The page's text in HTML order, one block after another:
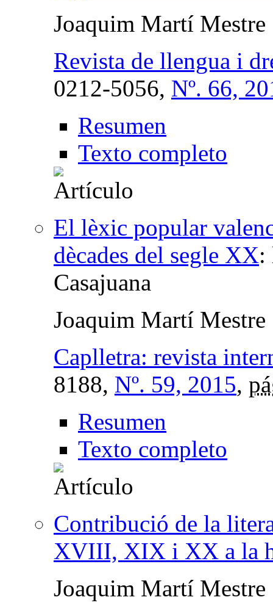
Joaquim Martí Mestre
Revista de llengua i
0212-5056, Nº. 66,
Resumen
Texto completo
El lèxic popular
dècades del segle XX:
Casajuana
Joaquim Martí Mestre
Caplletra: revista
8188, Nº. 59, 2015,
Resumen
Texto completo
Contribució de la
XVIII, XIX i XX a la
Joaquim Martí Mestre